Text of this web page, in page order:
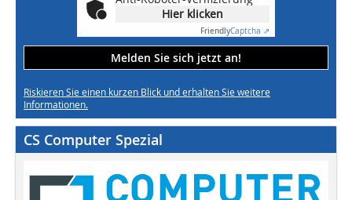
Hier klicken
FriendlyCaptcha ⇗
Melden Sie sich jetzt an!
Riskieren Sie einen kurzen Blick und erhalten Sie weitere
Informationen.
CS Computer Spezial